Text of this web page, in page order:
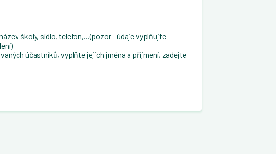
školy, sídlo, telefon,...(pozor - údaje vyplňujte
účastníků, vyplňte jejich jména a příjmení, zadejte